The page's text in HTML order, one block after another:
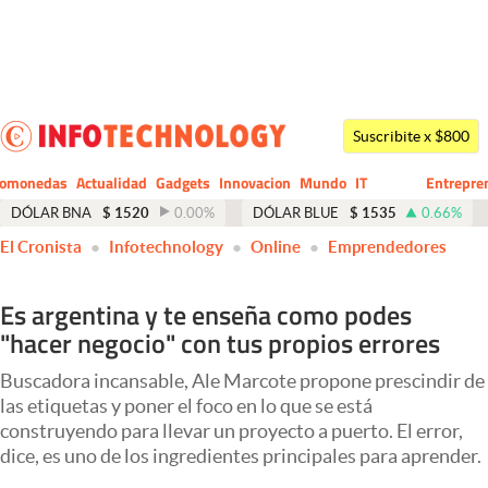
Dólar
Economía y Política
Finanzas y Mercados
Negocios
Columnistas
Otras secciones
Apertura
Suscribite x $800
Actualidad Gadgets Innovacion Mundo
CIO
IT
Business
DÓLAR BNA $ 1520 0.00% DÓLAR BLUE $ 1535 0.66%
El Cronista Infotechnology Online Emprendedores
Es argentina y te enseña como podes
"hacer negocio" con tus propios errores
Buscadora incansable, Ale Marcote propone prescindir de
las etiquetas y poner el foco en lo que se está
construyendo para llevar un proyecto a puerto. El error,
dice, es uno de los ingredientes principales para aprender.